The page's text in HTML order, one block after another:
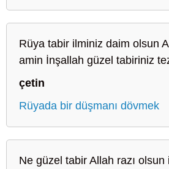
Rüya tabir ilminiz daim olsun
amin İnşallah güzel tabiriniz
çetin
Rüyada bir düşmanı dövmek
Ne güzel tabir Allah razı olsun